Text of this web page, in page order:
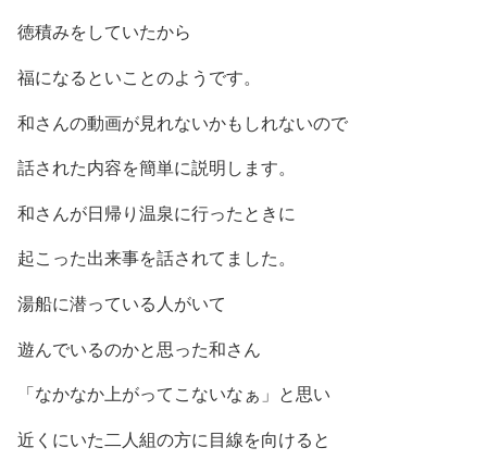
徳積みをしていたから
福になるといことのようです。
和さんの動画が見れないかもしれないので
話された内容を簡単に説明します。
和さんが日帰り温泉に行ったときに
起こった出来事を話されてました。
湯船に潜っている人がいて
遊んでいるのかと思った和さん
「なかなか上がってこないなぁ」と思い
近くにいた二人組の方に目線を向けると